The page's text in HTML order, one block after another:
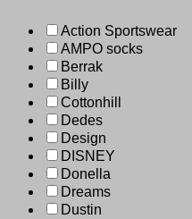
Action Sportswear
AMPO socks
Berrak
Billy
Cottonhill
Dedes
Design
DISNEY
Donella
Dreams
Dustin